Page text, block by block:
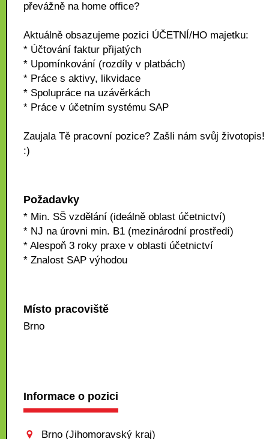
převážně na home office?
Aktuálně obsazujeme pozici ÚČETNÍ/HO majetku:
* Účtování faktur přijatých
* Upomínkování (rozdíly v platbách)
* Práce s aktivy, likvidace
* Spolupráce na uzávěrkách
* Práce v účetním systému SAP
Zaujala Tě pracovní pozice? Zašli nám svůj životopis!
:)
Požadavky
* Min. SŠ vzdělání (ideálně oblast účetnictví)
* NJ na úrovni min. B1 (mezinárodní prostředí)
* Alespoň 3 roky praxe v oblasti účetnictví
* Znalost SAP výhodou
Místo pracoviště
Brno
Informace o pozici
Brno (Jihomoravský kraj)